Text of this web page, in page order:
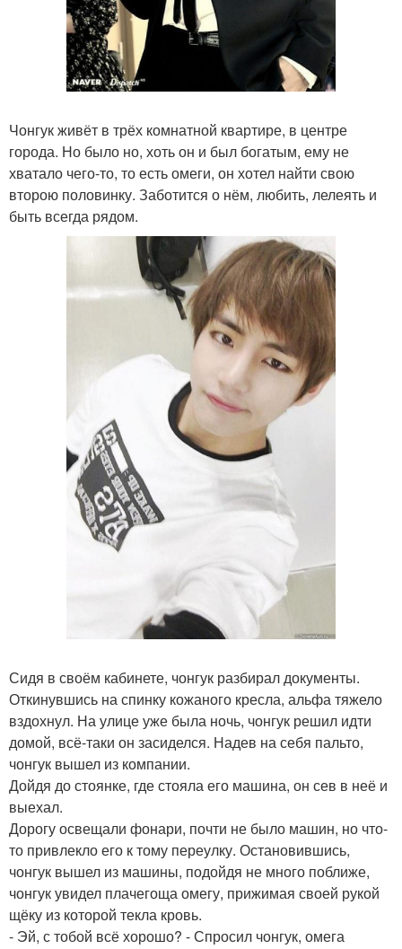
Чонгук живёт в трёх комнатной квартире, в центре
города. Но было но, хоть он и был богатым, ему не
хватало чего-то, то есть омеги, он хотел найти свою
второю половинку. Заботится о нём, любить, лелеять и
быть всегда рядом.
Сидя в своём кабинете, чонгук разбирал документы.
Откинувшись на спинку кожаного кресла, альфа тяжело
вздохнул. На улице уже была ночь, чонгук решил идти
домой, всё-таки он засиделся. Надев на себя пальто,
чонгук вышел из компании.
Дойдя до стоянке, где стояла его машина, он сев в неё и
выехал.
Дорогу освещали фонари, почти не было машин, но что-
то привлекло его к тому переулку. Остановившись,
чонгук вышел из машины, подойдя не много поближе,
чонгук увидел плачегоща омегу, прижимая своей рукой
щёку из которой текла кровь.
- Эй, с тобой всё хорошо? - Спросил чонгук, омега